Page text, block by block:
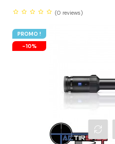
(0 reviews)
PROMO !
-10%